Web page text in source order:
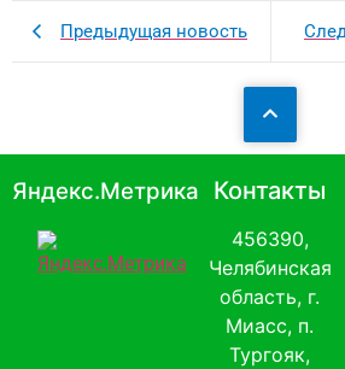
Предыдущая новость
Яндекс.Метрика Контакты
456390,
Челябинская
область, г.
Миасс, п.
Тургояк,